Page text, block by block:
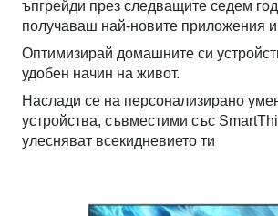
ъпгрейди през следващите седем
получаваш най-новите приложения и
Оптимизирай домашните си
удобен начин на живот.
Наслади се на персонализирано
устройства, съвместими със
улесняват всекидневието ти